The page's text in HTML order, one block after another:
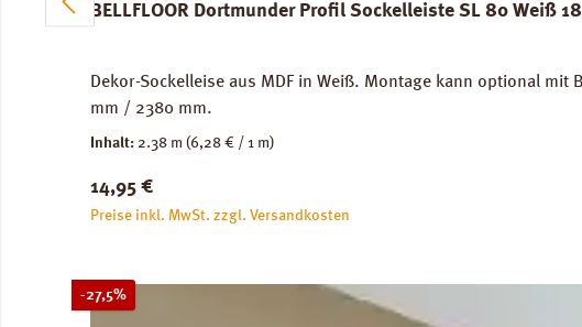
BELLFLOOR Dortmunder Profil Sockelleiste SL 80 Weiß
Dekor-Sockelleise aus MDF in Weiß. Montage kann optional
mm / 2380 mm.
Inhalt: 2.38 m (6,28 € / 1 m)
Regulärer Preis:
14,95 €
Preise inkl. MwSt. zzgl. Versandkosten
-27,5%Rabatt